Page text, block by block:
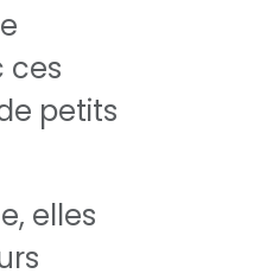
ces
petits
elles